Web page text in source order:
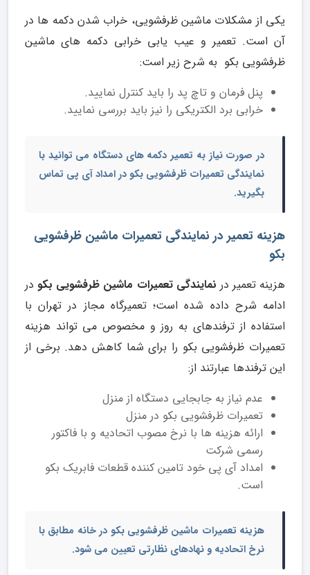
یکی از مشکلات ماشین ظرفشویی، خراب شدن دکمه ها در
آن است. تعمیر و عیب یابی خرابی دکمه های ماشین
ظرفشویی بکو به شرح زیر است:
پنل فرمان و تاچ پد را باید کنترل نمایید.
خرابی برد الکتریکی را نیز باید بررسی نمایید.
در صورت نیاز به تعمیر دکمه های دستگاه می توانید با
نمایندگی تعمیرات ظرفشویی بکودر امداد آی پی تماس
بگیرید.
هزینه تعمیر در نمایندگی تعمیرات ماشین ظرفشویی
بکو
هزینه تعمیر در نمایندگی تعمیرات ماشین ظرفشویی بکودر
ادامه شرح داده شده است؛ تعمیرگاه مجاز در تهران با
استفاده از ترفندهای به روز و مخصوص می تواند هزینه
تعمیرات ظرفشویی بکو را برای شما کاهش دهد. برخی از
این ترفندها عبارتند از:
عدم نیاز به جابجایی دستگاه از منزل
تعمیرات ظرفشویی بکو در منزل
ارائه هزینه ها با نرخ مصوب اتحادیه و با فاکتور
رسمی شرکت
امداد آی پی خود تامین کننده قطعات فابریک بکو
است.
هزینه تعمیرات ماشین ظرفشویی بکو در خانه مطابق با
نرخ اتحادیه و نهادهای نظارتی تعیین می شود.